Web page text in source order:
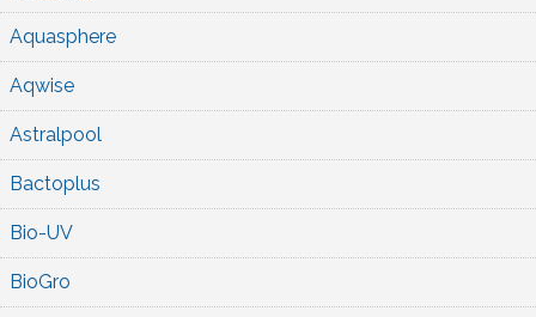
Aquasphere
Aqwise
Astralpool
Bactoplus
Bio-UV
BioGro